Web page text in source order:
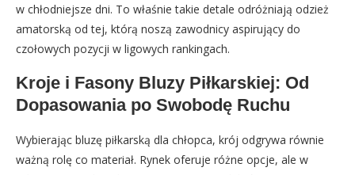
w chłodniejsze dni. To właśnie takie detale odróżniają odzież
amatorską od tej, którą noszą zawodnicy aspirujący do
czołowych pozycji w ligowych rankingach.
Kroje i Fasony Bluzy Piłkarskiej: Od
Dopasowania po Swobodę Ruchu
Wybierając bluzę piłkarską dla chłopca, krój odgrywa równie
ważną rolę co materiał. Rynek oferuje różne opcje, ale w